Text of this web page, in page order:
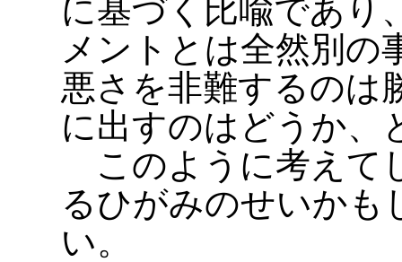
に基づく比喩であり
メントとは全然別の
悪さを非難するのは
に出すのはどうか、
このように考えて
るひがみのせいかも
い。